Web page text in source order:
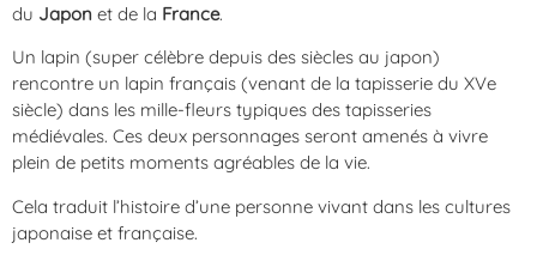
du Japon et de la France.
Un lapin (super célèbre depuis des siècles au japon)
rencontre un lapin français (venant de la tapisserie du XVe
siècle) dans les mille-fleurs typiques des tapisseries
médiévales. Ces deux personnages seront amenés à vivre
plein de petits moments agréables de la vie.
Cela traduit l’histoire d’une personne vivant dans les cultures
japonaise et française.